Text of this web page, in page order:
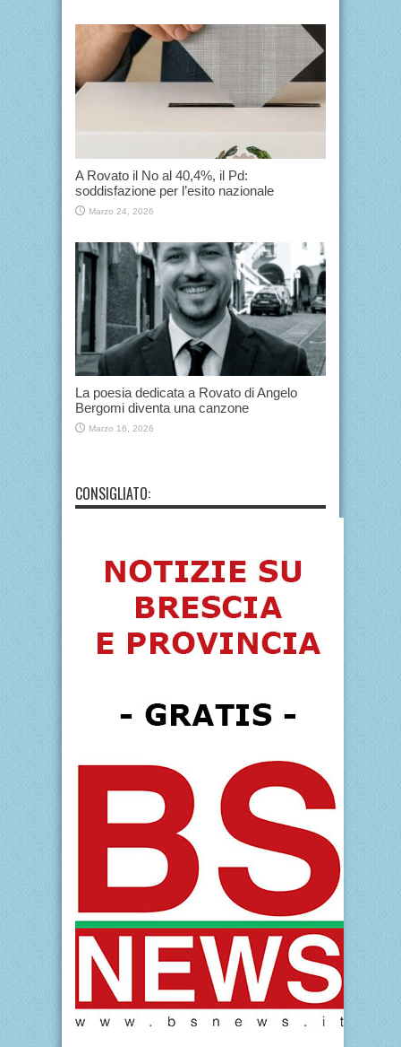
A Rovato il No al 40,4%, il Pd:
soddisfazione per l’esito nazionale
Marzo 24, 2026
La poesia dedicata a Rovato di Angelo
Bergomi diventa una canzone
Marzo 16, 2026
CONSIGLIATO: